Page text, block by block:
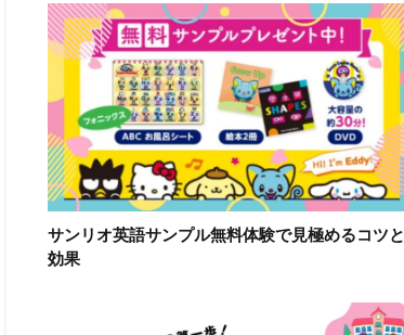
サンリオ英語サンプル無料体験で見極めるコツと
効果